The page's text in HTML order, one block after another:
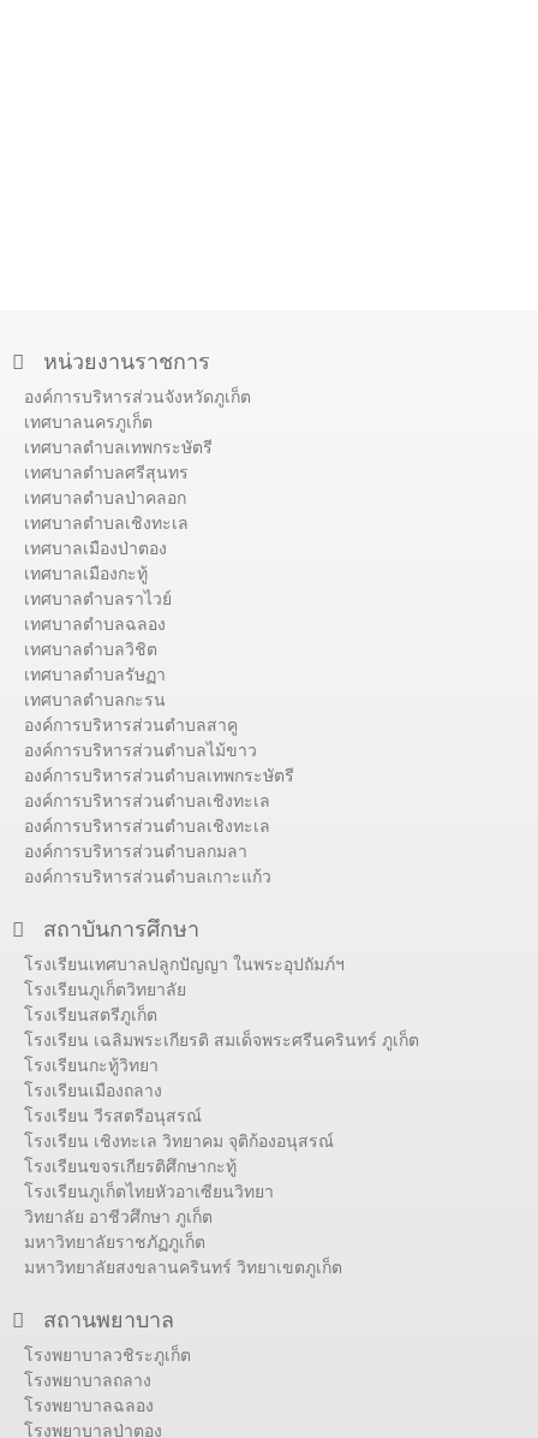
หน่วยงานราชการ
องค์การบริหารส่วนจังหวัดภูเก็ต
เทศบาลนครภูเก็ต
เทศบาลตำบลเทพกระษัตรี
เทศบาลตำบลศรีสุนทร
เทศบาลตำบลป่าคลอก
เทศบาลตำบลเชิงทะเล
เทศบาลเมืองป่าตอง
เทศบาลเมืองกะทู้
เทศบาลตำบลราไวย์
เทศบาลตำบลฉลอง
เทศบาลตำบลวิชิต
เทศบาลตำบลรัษฏา
เทศบาลตำบลกะรน
องค์การบริหารส่วนตำบลสาคู
องค์การบริหารส่วนตำบลไม้ขาว
องค์การบริหารส่วนตำบลเทพกระษัตรี
องค์การบริหารส่วนตำบลเชิงทะเล
องค์การบริหารส่วนตำบลเชิงทะเล
องค์การบริหารส่วนตำบลกมลา
องค์การบริหารส่วนตำบลเกาะแก้ว
สถาบันการศึกษา
โรงเรียนเทศบาลปลูกปัญญา ในพระอุปถัมภ์ฯ
โรงเรียนภูเก็ตวิทยาลัย
โรงเรียนสตรีภูเก็ต
โรงเรียน เฉลิมพระเกียรติ สมเด็จพระศรีนครินทร์ ภูเก็ต
โรงเรียนกะทู้วิทยา
โรงเรียนเมืองถลาง
โรงเรียน วีรสตรีอนุสรณ์
โรงเรียน เชิงทะเล วิทยาคม จุติก้องอนุสรณ์
โรงเรียนขจรเกียรติศึกษากะทู้
โรงเรียนภูเก็ตไทยหัวอาเซียนวิทยา
วิทยาลัย อาชีวศึกษา ภูเก็ต
มหาวิทยาลัยราชภัฏภูเก็ต
มหาวิทยาลัยสงขลานครินทร์ วิทยาเขตภูเก็ต
สถานพยาบาล
โรงพยาบาลวชิระภูเก็ต
โรงพยาบาลถลาง
โรงพยาบาลฉลอง
โรงพยาบาลป่าตอง